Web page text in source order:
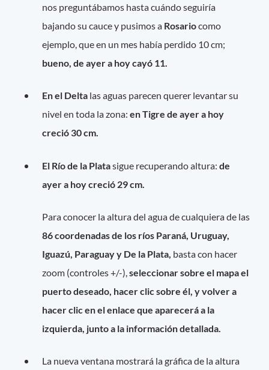
nos preguntábamos hasta cuándo seguiría
bajando su cauce y pusimos a Rosariocomo
ejemplo, que en un mes había perdido 10 cm;
bueno, de ayer a hoy cayó 11.
En el Delta las aguas parecen querer levantar su
nivel en toda la zona:en Tigre de ayer a hoy
creció 30 cm.
El Río de la Platasigue recuperando altura:de
ayer a hoy creció 29 cm.
Para conocer la altura del agua de cualquiera de las
86 coordenadas de los ríos Paraná, Uruguay,
Iguazú, Paraguay y De la Plata, basta con hacer
zoom (controles +/-),seleccionar sobre el mapa el
puerto deseado, hacer clic sobre él, y volver a
hacer clic en el enlace que aparecerá a la
izquierda, junto a la información detallada.
La nueva ventana mostrará la gráfica de la altura